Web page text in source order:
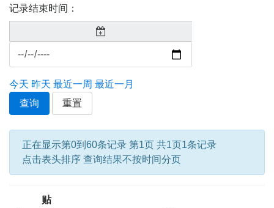
记录结束时间：
今天 昨天 最近一周 最近一月
查询
重置
正在显示第0到60条记录 第1页 共1页1条记录
点击表头排序 查询结果不按时间分页
贴